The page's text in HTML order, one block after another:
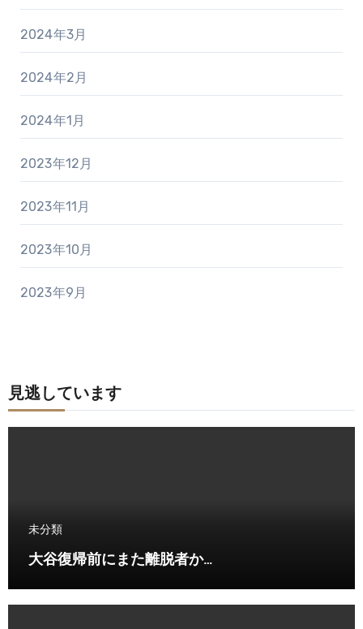
2024年3月
2024年2月
2024年1月
2023年12月
2023年11月
2023年10月
2023年9月
見逃しています
未分類
大谷復帰前にまた離脱者か…